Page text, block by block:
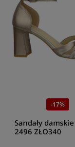
-17%
Sandały
2496 ZŁO340